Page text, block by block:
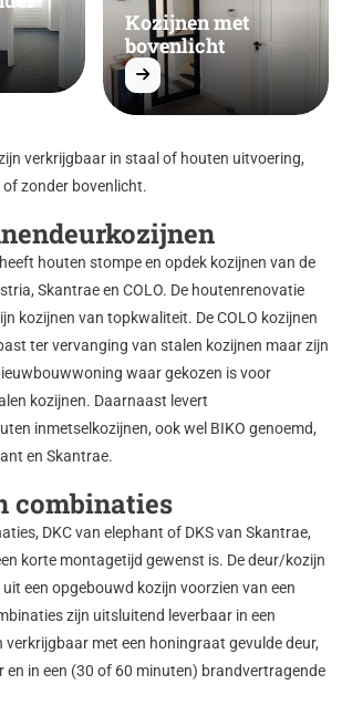
Kozijnen met
bovenlicht
verkrijgbaar in staal of houten uitvoering,
zonder bovenlicht.
houten stompe en opdek kozijnen van de
Skantrae en COLO. De houtenrenovatie
kozijnen van topkwaliteit. De COLO kozijnen
ter vervanging van stalen kozijnen maar zijn
waar gekozen is voor
kozijnen. Daarnaast levert
inmetselkozijnen, ook wel BIKO genoemd,
en Skantrae.
combinaties
DKC van elephant of DKS van Skantrae,
korte montagetijd gewenst is. De deur/kozijn
een opgebouwd kozijn voorzien van een
zijn uitsluitend leverbaar in een
met een honingraat gevulde deur,
en in een (30 of 60 minuten) brandvertragende